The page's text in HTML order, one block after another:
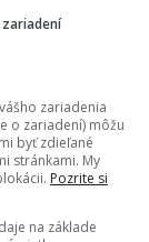
zariadenia
o zariadení) môžu
byť zdieľané
stránkami. My
Pozrite si
na základe